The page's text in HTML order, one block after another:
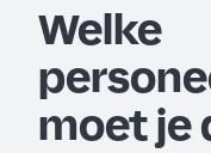
Welke
moet je